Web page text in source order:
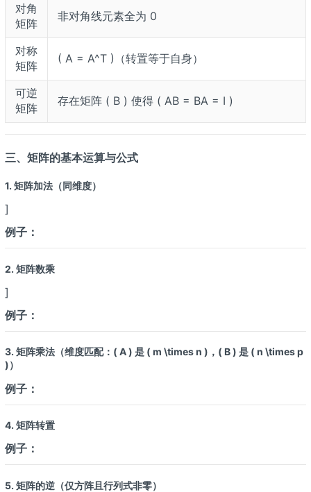
对角
矩阵
非对角线元素全为 0
对称
矩阵
( A = A^T )（转置等于自身）
可逆
矩阵
存在矩阵 ( B ) 使得 ( AB = BA = I )
三、矩阵的基本运算与公式
1. 矩阵加法（同维度）
]
例子：
2. 矩阵数乘
]
例子：
3. 矩阵乘法（维度匹配：( A ) 是 ( m \times n )，( B ) 是 ( n \times p
)）
例子：
4. 矩阵转置
例子：
5. 矩阵的逆（仅方阵且行列式非零）